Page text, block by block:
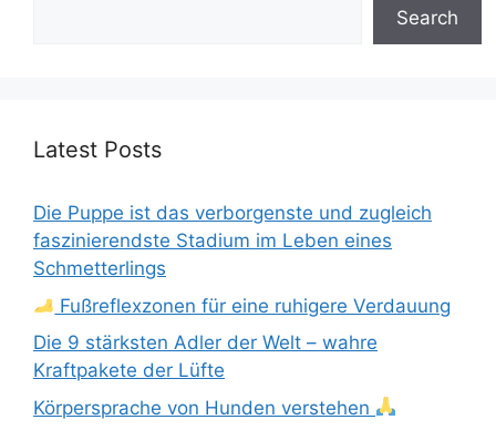
Search
Latest Posts
Die Puppe ist das verborgenste und zugleich
faszinierendste Stadium im Leben eines
Schmetterlings
Fußreflexzonen für eine ruhigere Verdauung
Die 9 stärksten Adler der Welt – wahre
Kraftpakete der Lüfte
Körpersprache von Hunden verstehen